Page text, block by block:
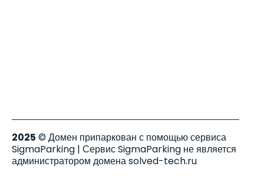
2025 © Домен припаркован с помощью сервиса
SigmaParking | Сервис SigmaParking не является
администратором домена solved-tech.ru